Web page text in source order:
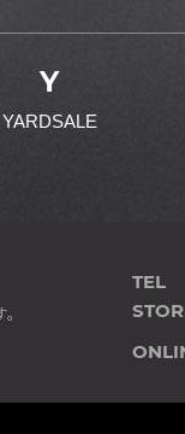
Y
YARDSALE
TEL